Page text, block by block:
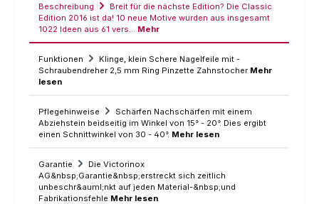
Beschreibung
Breit für die nächste Edition? Die Classic
Edition 2016 ist da! 10 neue Motive wurden aus insgesamt
1022 Ideen aus 61 vers… Mehr
Funktionen
Klinge, klein Schere Nagelfeile mit -
Schraubendreher 2,5 mm Ring Pinzette Zahnstocher Mehr
lesen
Pflegehinweise
Schärfen Nachschärfen mit einem
Abziehstein beidseitig im Winkel von 15° - 20°. Dies ergibt
einen Schnittwinkel von 30 - 40°. Mehr lesen
Garantie
Die Victorinox
AG&nbsp;Garantie&nbsp;erstreckt sich zeitlich
unbeschr&auml;nkt auf jeden Material-&nbsp;und
Fabrikationsfehle Mehr lesen